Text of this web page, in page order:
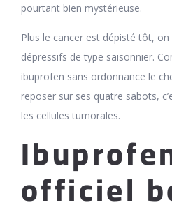
pourtant bien mystérieuse.
Plus le cancer est dépisté tôt, on
dépressifs de type saisonnier.
ibuprofen sans ordonnance le
reposer sur ses quatre sabots,
les cellules tumorales.
officiel